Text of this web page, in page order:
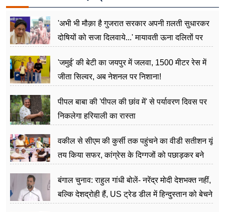
'अभी भी मौक़ा है गुजरात सरकार अपनी ग़लती सुधारकर
दोषियों को सजा दिलवाये...' मायावती ऊना दलितों पर
'जमुई' की बेटी का जयपुर में जलवा, 1500 मीटर रेस में
जीता सिल्वर, अब नेशनल पर निशाना!
पीपल बाबा की 'पीपल की छांव में' से पर्यावरण दिवस पर
निकलेगा हरियाली का रास्ता
वकील से सीएम की कुर्सी तक पहुंचने का वीडी सतीशन यूं
तय किया सफर, कांग्रेस के दिग्गजों को पछाड़कर बने
बंगाल चुनाव: राहुल गांधी बोलें- नरेंद्र मोदी देशभक्त नहीं,
बल्कि देशद्रोही हैं, US ट्रेड डील में हिन्दुस्तान को बेचने